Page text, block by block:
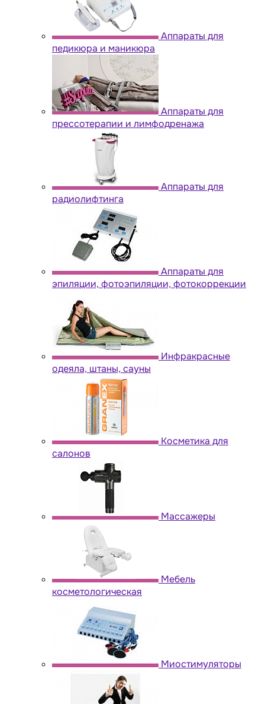
Аппараты для
педикюра и маникюра
Аппараты для
прессотерапии и лимфодренажа
Аппараты для
радиолифтинга
Аппараты для
эпиляции, фотоэпиляции, фотокоррекции
Инфракрасные
одеяла, штаны, сауны
Косметика для
салонов
Массажеры
Мебель
косметологическая
Миостимуляторы